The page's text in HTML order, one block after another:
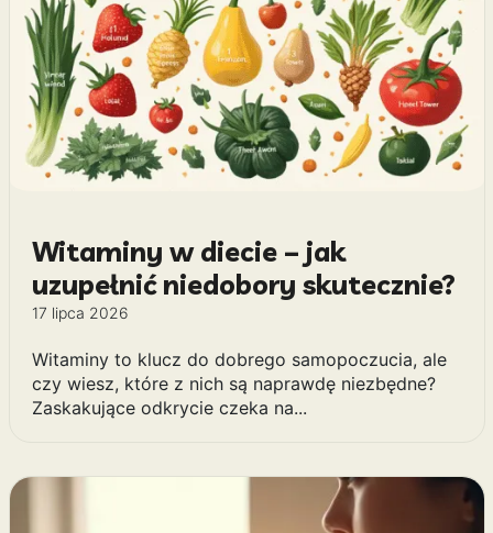
Witaminy w diecie – jak
uzupełnić niedobory skutecznie?
17 lipca 2026
Witaminy to klucz do dobrego samopoczucia, ale
czy wiesz, które z nich są naprawdę niezbędne?
Zaskakujące odkrycie czeka na...